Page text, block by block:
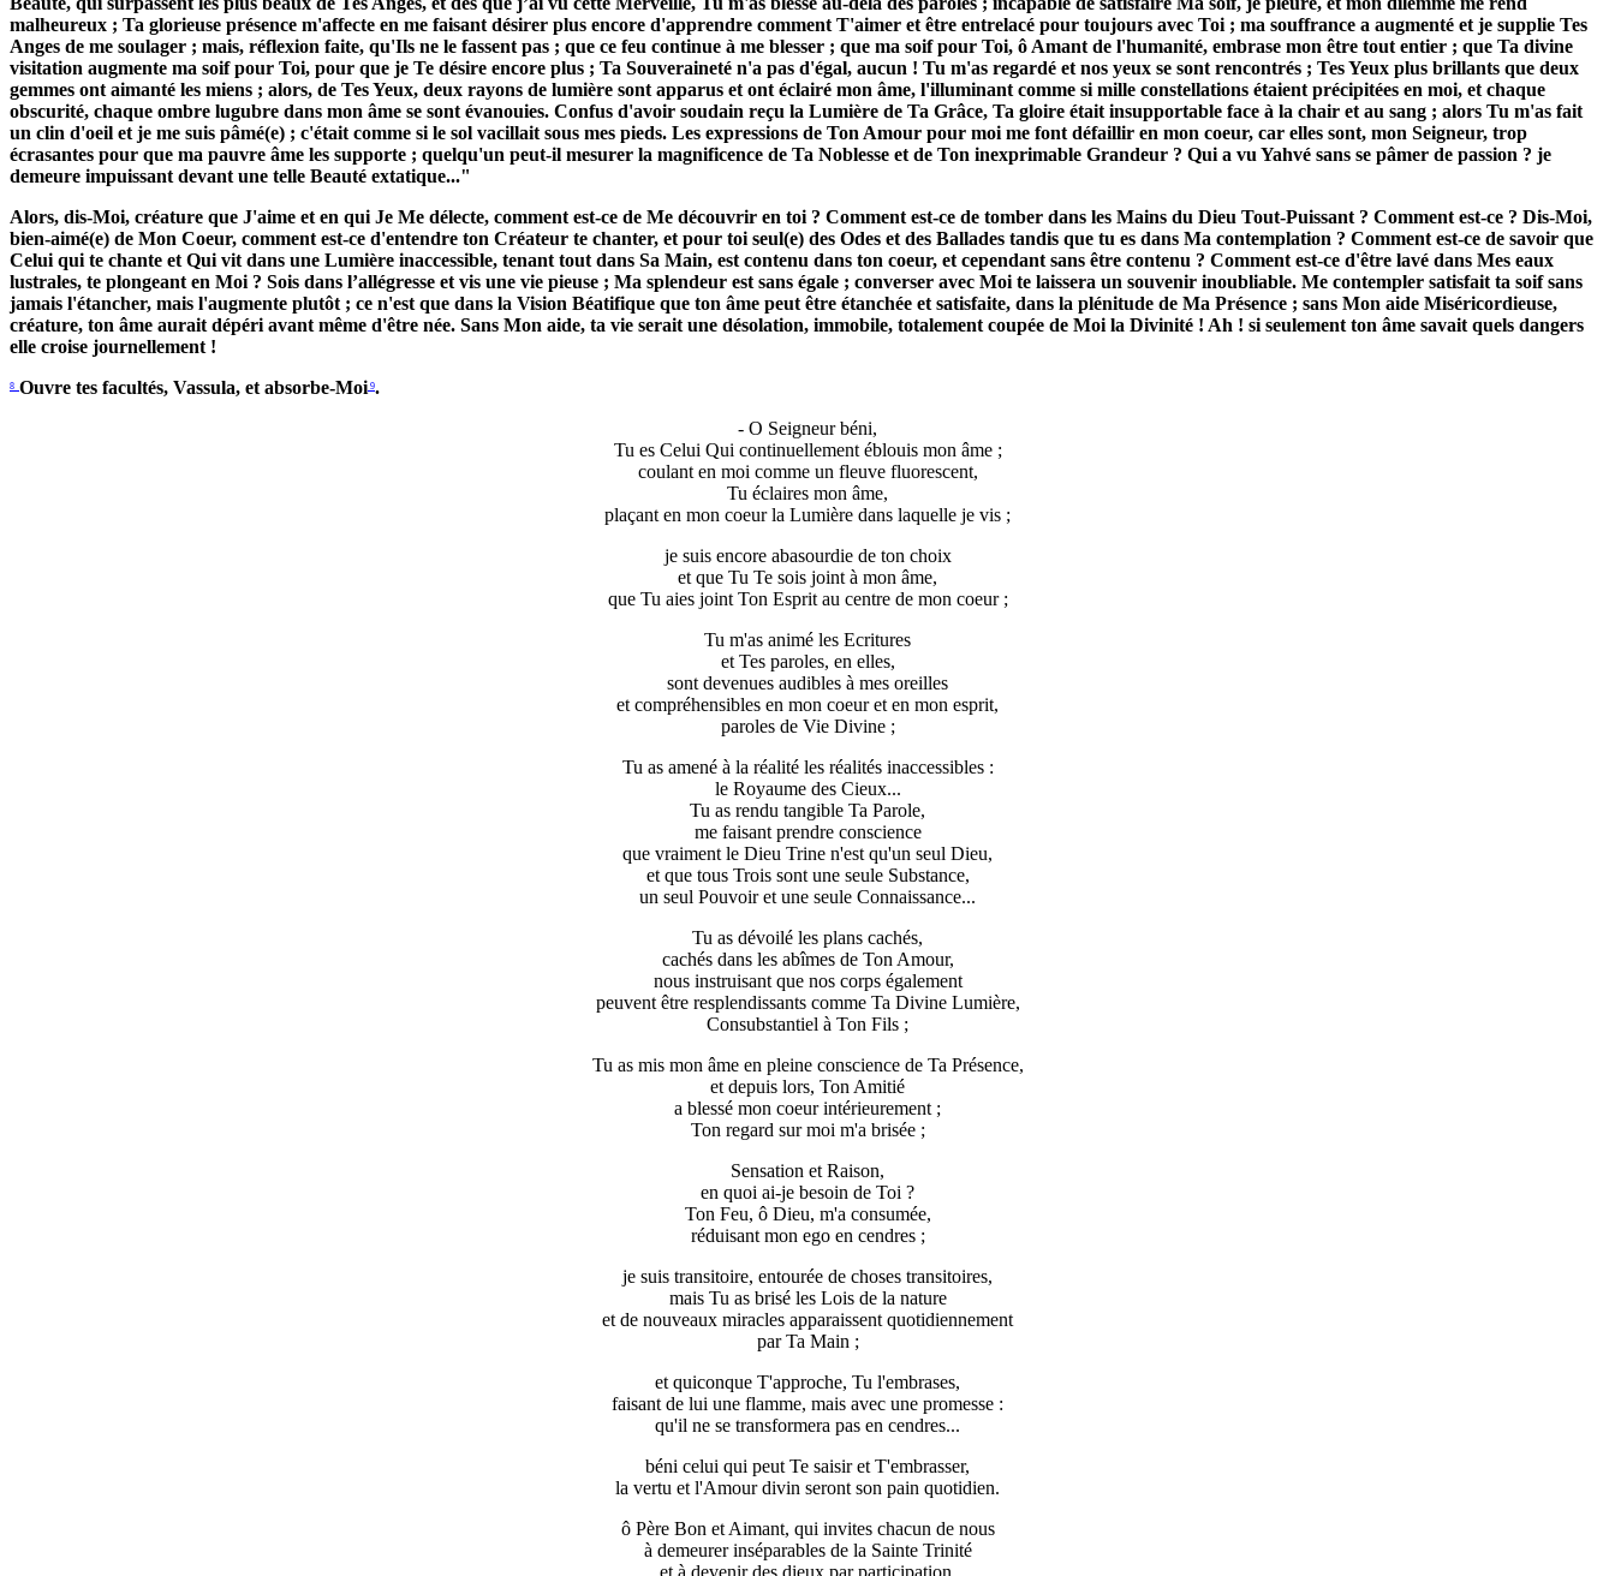
malheureux ; Ta glorieuse présence m'affecte en me faisant désirer plus encore d'apprendre comment T'aimer et être entrelacé pour toujours avec Toi ; ma souffrance a augmenté et je supplie Tes
Anges de me soulager ; mais, réflexion faite, qu'Ils ne le fassent pas ; que ce feu continue à me blesser ; que ma soif pour Toi, ô Amant de l'humanité, embrase mon être tout entier ; que Ta divine
visitation augmente ma soif pour Toi, pour que je Te désire encore plus ; Ta Souveraineté n'a pas d'égal, aucun ! Tu m'as regardé et nos yeux se sont rencontrés ; Tes Yeux plus brillants que deux
gemmes ont aimanté les miens ; alors, de Tes Yeux, deux rayons de lumière sont apparus et ont éclairé mon âme, l'illuminant comme si mille constellations étaient précipitées en moi, et chaque
obscurité, chaque ombre lugubre dans mon âme se sont évanouies. Confus d'avoir soudain reçu la Lumière de Ta Grâce, Ta gloire était insupportable face à la chair et au sang ; alors Tu m'as fait
un clin d'oeil et je me suis pâmé(e) ; c'était comme si le sol vacillait sous mes pieds. Les expressions de Ton Amour pour moi me font défaillir en mon coeur, car elles sont, mon Seigneur, trop
écrasantes pour que ma pauvre âme les supporte ; quelqu'un peut-il mesurer la magnificence de Ta Noblesse et de Ton inexprimable Grandeur ? Qui a vu Yahvé sans se pâmer de passion ? je
demeure impuissant devant une telle Beauté extatique..."
Alors, dis-Moi, créature que J'aime et en qui Je Me délecte, comment est-ce de Me découvrir en toi ? Comment est-ce de tomber dans les Mains du Dieu Tout-Puissant ? Comment est-ce ? Dis-Moi,
bien-aimé(e) de Mon Coeur, comment est-ce d'entendre ton Créateur te chanter, et pour toi seul(e) des Odes et des Ballades tandis que tu es dans Ma contemplation ? Comment est-ce de savoir que
Celui qui te chante et Qui vit dans une Lumière inaccessible, tenant tout dans Sa Main, est contenu dans ton coeur, et cependant sans être contenu ? Comment est-ce d'être lavé dans Mes eaux
lustrales, te plongeant en Moi ? Sois dans l’allégresse et vis une vie pieuse ; Ma splendeur est sans égale ; converser avec Moi te laissera un souvenir inoubliable. Me contempler satisfait ta soif sans
jamais l'étancher, mais l'augmente plutôt ; ce n'est que dans la Vision Béatifique que ton âme peut être étanchée et satisfaite, dans la plénitude de Ma Présence ; sans Mon aide Miséricordieuse,
créature, ton âme aurait dépéri avant même d'être née. Sans Mon aide, ta vie serait une désolation, immobile, totalement coupée de Moi la Divinité ! Ah ! si seulement ton âme savait quels dangers
elle croise journellement !
8 Ouvre tes facultés, Vassula, et absorbe-Moi 9.
- O Seigneur béni,
Tu es Celui Qui continuellement éblouis mon âme ;
coulant en moi comme un fleuve fluorescent,
Tu éclaires mon âme,
plaçant en mon coeur la Lumière dans laquelle je vis ;
je suis encore abasourdie de ton choix
et que Tu Te sois joint à mon âme,
que Tu aies joint Ton Esprit au centre de mon coeur ;
Tu m'as animé les Ecritures
et Tes paroles, en elles,
sont devenues audibles à mes oreilles
et compréhensibles en mon coeur et en mon esprit,
paroles de Vie Divine ;
Tu as amené à la réalité les réalités inaccessibles :
le Royaume des Cieux...
Tu as rendu tangible Ta Parole,
me faisant prendre conscience
que vraiment le Dieu Trine n'est qu'un seul Dieu,
et que tous Trois sont une seule Substance,
un seul Pouvoir et une seule Connaissance...
Tu as dévoilé les plans cachés,
cachés dans les abîmes de Ton Amour,
nous instruisant que nos corps également
peuvent être resplendissants comme Ta Divine Lumière,
Consubstantiel à Ton Fils ;
Tu as mis mon âme en pleine conscience de Ta Présence,
et depuis lors, Ton Amitié
a blessé mon coeur intérieurement ;
Ton regard sur moi m'a brisée ;
Sensation et Raison,
en quoi ai-je besoin de Toi ?
Ton Feu, ô Dieu, m'a consumée,
réduisant mon ego en cendres ;
je suis transitoire, entourée de choses transitoires,
mais Tu as brisé les Lois de la nature
et de nouveaux miracles apparaissent quotidiennement
par Ta Main ;
et quiconque T'approche, Tu l'embrases,
faisant de lui une flamme, mais avec une promesse :
qu'il ne se transformera pas en cendres...
béni celui qui peut Te saisir et T'embrasser,
la vertu et l'Amour divin seront son pain quotidien.
ô Père Bon et Aimant, qui invites chacun de nous
à demeurer inséparables de la Sainte Trinité
et à devenir des dieux par participation,